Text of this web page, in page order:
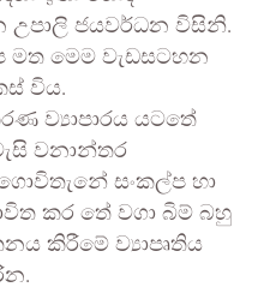
ජයවර්ධන විසිනි.
මත මෙම වැඩසටහන
විය.
ව්‍යාපාරය යටතේ
වනාන්තර
සංකල්ප හා
කර තේ වගා බිම් බහු
කිරීමේ ව්‍යාපෘතිය